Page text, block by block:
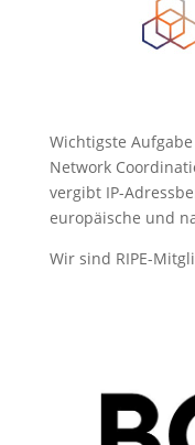
Wichtigste Aufgabe
Network
vergibt IP-
europäische und
Wir sind RIPE-